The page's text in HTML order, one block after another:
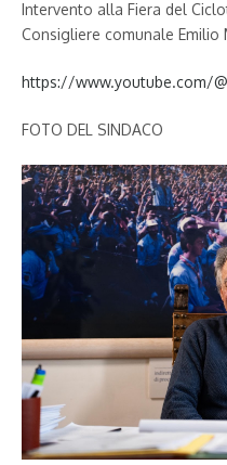
Intervento alla Fiera del
Consigliere comunale Emilio
https://www.youtube.com/
FOTO DEL SINDACO